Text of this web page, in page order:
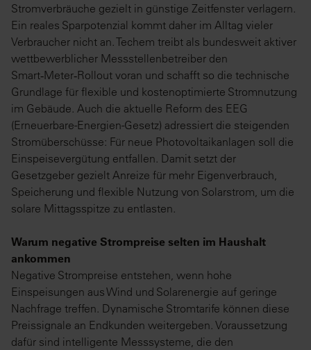
Stromverbräuche gezielt in günstige Zeitfenster verlagern.
Ein reales Sparpotenzial kommt daher im Alltag vieler
Verbraucher nicht an. Techem treibt als bundesweit aktiver
wettbewerblicher Messstellenbetreiber den
Smart‑Meter‑Rollout voran und schafft so die technische
Grundlage für flexible und kostenoptimierte Stromnutzung
im Gebäude. Auch die aktuelle Reform des EEG
(Erneuerbare-Energien-Gesetz) adressiert die steigenden
Stromüberschüsse: Für neue Photovoltaikanlagen soll die
Einspeisevergütung entfallen. Damit setzt der
Gesetzgeber gezielt Anreize für mehr Eigenverbrauch,
Speicherung und flexible Nutzung von Solarstrom, um die
solare Mittagsspitze zu entlasten.
Warum negative Strompreise selten im Haushalt
ankommen
Negative Strompreise entstehen, wenn hohe
Einspeisungen aus Wind und Solarenergie auf geringe
Nachfrage treffen. Dynamische Stromtarife können diese
Preissignale an Endkunden weitergeben. Voraussetzung
dafür sind intelligente Messsysteme, die den